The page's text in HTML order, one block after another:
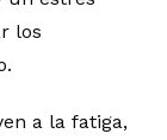
los
a la fatiga,